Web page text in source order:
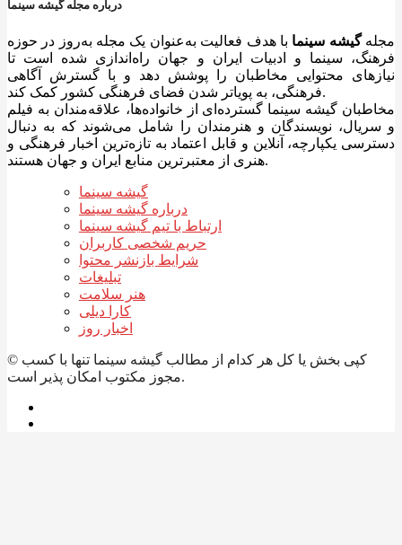
درباره مجله گیشه سینما
مجلهگیشه سینما با هدف فعالیت به‌عنوان یک مجله به‌روز در حوزه
فرهنگ، سینما و ادبیات ایران و جهان راه‌اندازی شده است تا
نیازهای محتوایی مخاطبان را پوشش دهد و با گسترش آگاهی
فرهنگی، به پویاتر شدن فضای فرهنگی کشور کمک کند.
مخاطبان گیشه سینما گسترده‌ای از خانواده‌ها، علاقه‌مندان به فیلم
و سریال، نویسندگان و هنرمندان را شامل می‌شوند که به دنبال
دسترسی یکپارچه، آنلاین و قابل اعتماد به تازه‌ترین اخبار فرهنگی و
هنری از معتبرترین منابع ایران و جهان هستند.
گیشه سینما
درباره گیشه سینما
ارتباط با تیم گیشه سینما
حریم شخصی کاربران
شرایط بازنشر محتوا
تبلیغات
هنر سلامت
کارا دیلی
اخبار روز
© کپی بخش یا کل هر کدام از مطالب گیشه سینما تنها با کسب
مجوز مکتوب امکان پذیر است.